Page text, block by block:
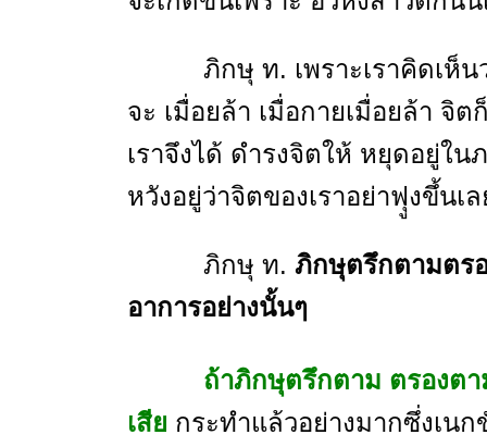
ภิกษุ ท. เพราะเราคิดเห็นว่า
จะ เมื่อยล้า เมื่อกายเมื่อยล้า จิ
เราจึงได้ ดํารงจิตให้ หยุดอยู่ใ
หวังอยู่ว่าจิตของเราอย่าฟุูงขึ้นเ
ภิกษุ ท. ภิกษุตรึกตามตร
อาการอย่างนั้นๆ
ถ้าภิกษุตรึกตาม ตรองตาม
เสีย กระทําแล้วอย่างมากซึ่งเน